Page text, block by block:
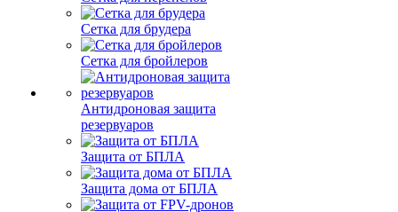
Сетка для брудера
Сетка для бройлеров
Антидроновая защита
резервуаров
Защита от БПЛА
Защита дома от БПЛА